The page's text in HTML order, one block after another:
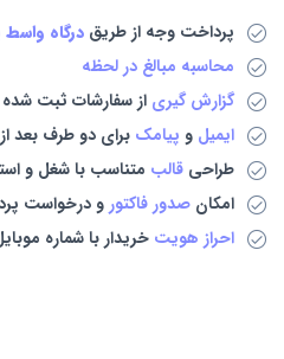
پرداخت وجه از طریق درگاه واسط
محاسبه مبالغ در لحظه
گزارش گیری از سفارشات ثبت شده
ایمیل و پیامک برای دو طرف بعد
طراحی قالب متناسب با شغل و
امکان صدور فاکتور و درخواست
احراز هویت خریدار با شماره